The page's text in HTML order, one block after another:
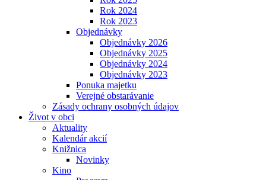
Rok 2024
Rok 2023
Objednávky
Objednávky 2026
Objednávky 2025
Objednávky 2024
Objednávky 2023
Ponuka majetku
Verejné obstarávanie
Zásady ochrany osobných údajov
Život v obci
Aktuality
Kalendár akcií
Knižnica
Novinky
Kino